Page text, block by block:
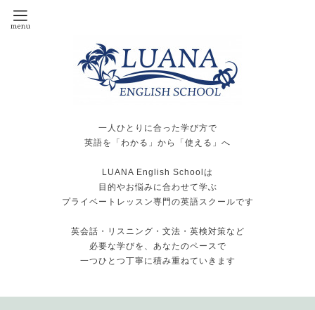
一人ひとりに合った学び方で
英語を「わかる」から「使える」へ
LUANA English Schoolは
目的やお悩みに合わせて学ぶ
プライベートレッスン専門の英語スクールです
英会話・リスニング・文法・英検対策など
必要な学びを、あなたのペースで
一つひとつ丁寧に積み重ねていきます